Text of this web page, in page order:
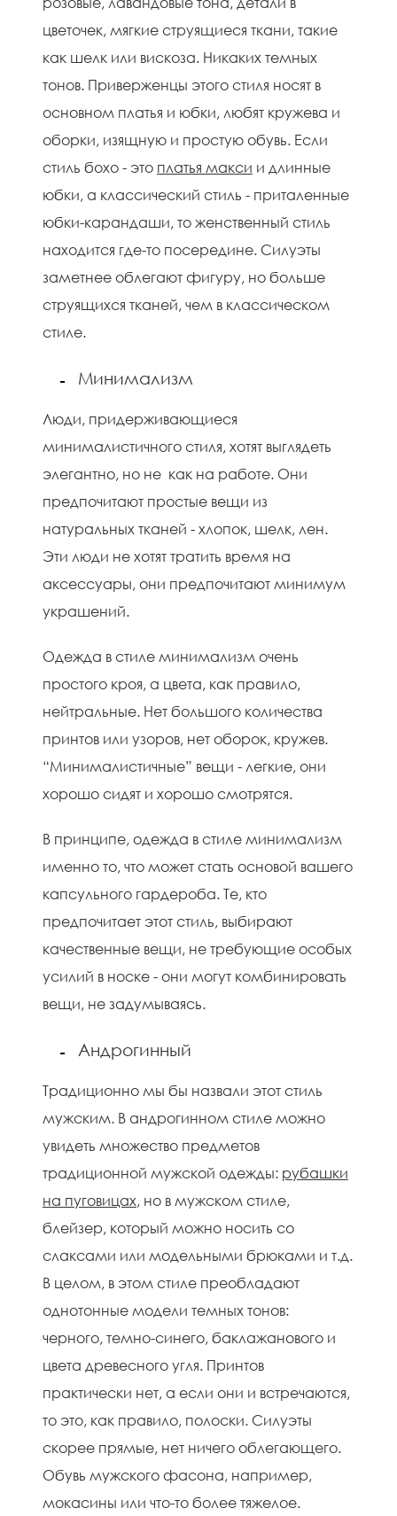
цветочек, мягкие струящиеся ткани, такие
как шелк или вискоза. Никаких темных
тонов. Приверженцы этого стиля носят в
основном платья и юбки, любят кружева и
оборки, изящную и простую обувь. Если
стиль бохо - это платья макси и длинные
юбки, а классический стиль - приталенные
юбки-карандаши, то женственный стиль
находится где-то посередине. Силуэты
заметнее облегают фигуру, но больше
струящихся тканей, чем в классическом
стиле.
Минимализм
Люди, придерживающиеся
минималистичного стиля, хотят выглядеть
элегантно, но не как на работе. Они
предпочитают простые вещи из
натуральных тканей - хлопок, шелк, лен.
Эти люди не хотят тратить время на
аксессуары, они предпочитают минимум
украшений.
Одежда в стиле минимализм очень
простого кроя, а цвета, как правило,
нейтральные. Нет большого количества
принтов или узоров, нет оборок, кружев.
“Минималистичные” вещи - легкие, они
хорошо сидят и хорошо смотрятся.
В принципе, одежда в стиле минимализм
именно то, что может стать основой вашего
капсульного гардероба. Те, кто
предпочитает этот стиль, выбирают
качественные вещи, не требующие особых
усилий в носке - они могут комбинировать
вещи, не задумываясь.
Андрогинный
Традиционно мы бы назвали этот стиль
мужским. В андрогинном стиле можно
увидеть множество предметов
традиционной мужской одежды: рубашки
на пуговицах, но в мужском стиле,
блейзер, который можно носить со
слаксами или модельными брюками и т.д.
В целом, в этом стиле преобладают
однотонные модели темных тонов:
черного, темно-синего, баклажанового и
цвета древесного угля. Принтов
практически нет, а если они и встречаются,
то это, как правило, полоски. Силуэты
скорее прямые, нет ничего облегающего.
Обувь мужского фасона, например,
мокасины или что-то более тяжелое.